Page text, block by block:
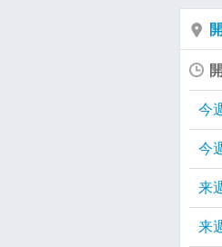
今
今
来
来